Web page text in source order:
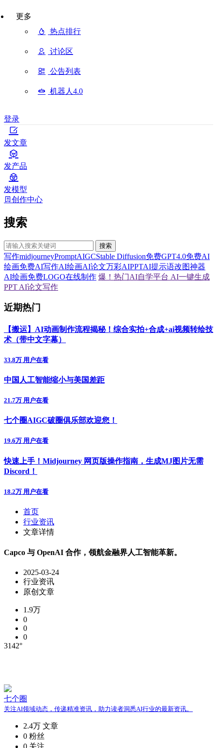
更多
热点排行
讨论区
公告列表
机器人4.0
登录
发文章
发产品
发模型
创作中心
搜索
搜索
写作midjourneyPromptAIGCStable Diffusion免费GPT4.0免费AI
绘画免费AI写作AI绘画AI论文万彩AIPPTAI提示语改图神器
AI绘画免费LOGO在线制作 爆！热门AI自学平台 AI一键生成
PPT AI论文写作
近期热门
【搬运】AI动画制作流程揭秘！综合实拍+合成+ai视频转绘技
术（带中文字幕）
33.8万 用户在看
中国人工智能缩小与美国差距
21.7万 用户在看
七个圈AIGC破圈俱乐部欢迎您！
19.6万 用户在看
快速上手！Midjourney 网页版操作指南，生成MJ图片无需
Discord！
18.2万 用户在看
首页
行业资讯
文章详情
Capco 与 OpenAI 合作，领航金融界人工智能革新。
2025-03-24
行业资讯
原创文章
1.9万
0
0
0
3142°
七个圈
关注AI领域动态，传递精准资讯，助力读者洞悉AI行业的最新资讯。
2.4万 文章
0 粉丝